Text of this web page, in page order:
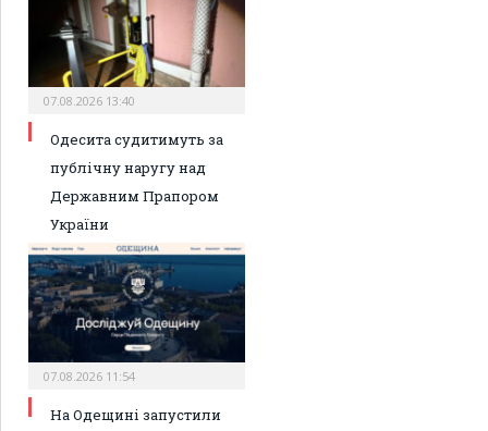
07.08.2026 13:40
Одесита судитимуть за
публічну наругу над
Державним Прапором
України
07.08.2026 11:54
На Одещині запустили